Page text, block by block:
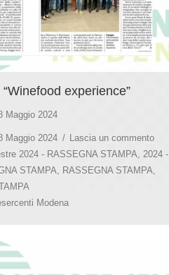
experience”
Maggio 2024
Maggio 2024
Lascia un commento
2024 - RASSEGNA STAMPA
2024 -
STAMPA
RASSEGNA STAMPA
Modena